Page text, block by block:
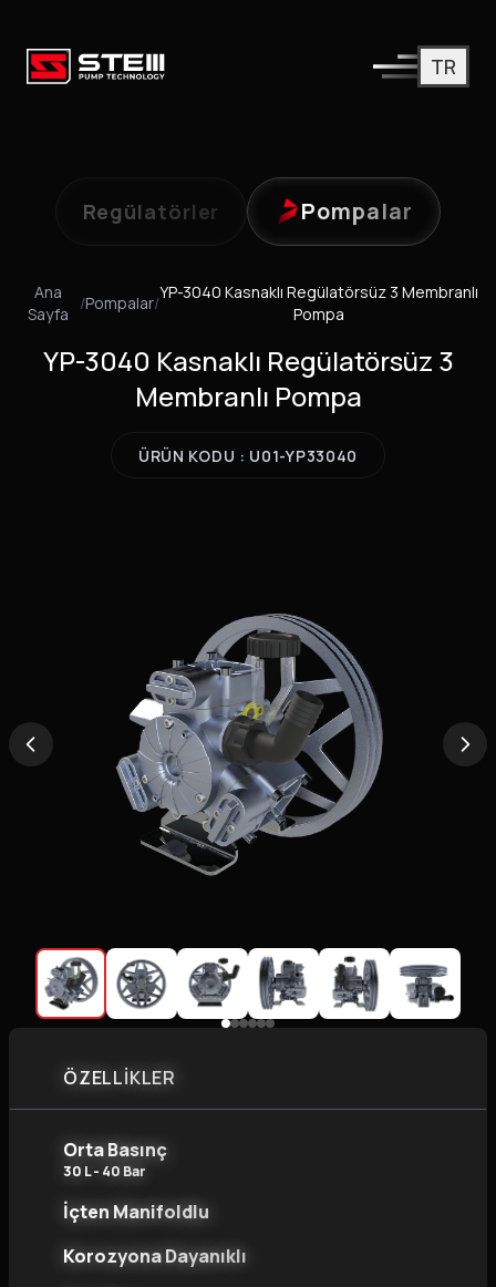
TR
Regülatörler Pompalar
Ana
Sayfa
/Pompalar/
YP-3040 Kasnaklı Regülatörsüz 3 Membranlı
Pompa
YP-3040 Kasnaklı Regülatörsüz 3
Membranlı Pompa
ÜRÜN KODU : U01-YP33040
ÖZELLİKLER
Orta Basınç
30 L - 40 Bar
İçten Manifoldlu
Korozyona Dayanıklı